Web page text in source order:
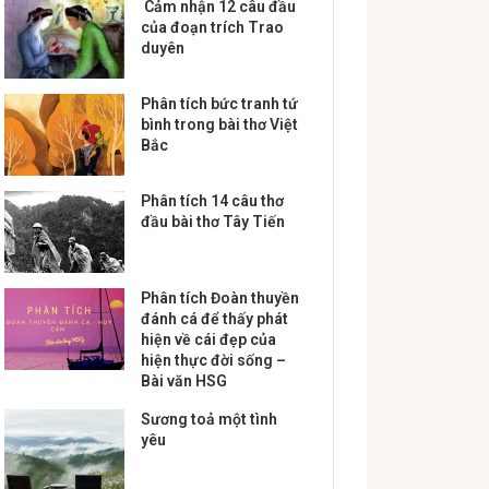
Cảm nhận 12 câu đầu
của đoạn trích Trao
duyên
Phân tích bức tranh tứ
bình trong bài thơ Việt
Bắc
Phân tích 14 câu thơ
đầu bài thơ Tây Tiến
Phân tích Đoàn thuyền
đánh cá để thấy phát
hiện về cái đẹp của
hiện thực đời sống –
Bài văn HSG
Sương toả một tình
yêu